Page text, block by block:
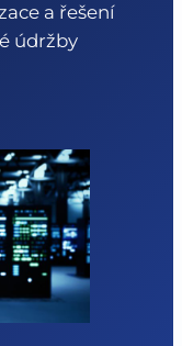
a řešení
údržby